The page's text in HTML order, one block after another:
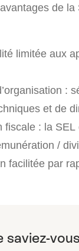
de
limitée aux
:
et de
fiscale : la SEL
/
facilitée par